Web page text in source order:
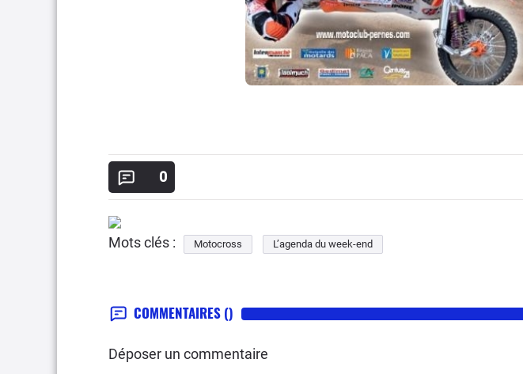
0
Mots clés : Motocross L’agenda du week-end
COMMENTAIRES ()
Déposer un commentaire